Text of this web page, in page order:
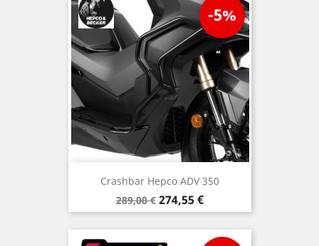
Crashbar Hepco ADV 350
Prezzo
base
289,00 €
-5%
Prezzo
274,55 €